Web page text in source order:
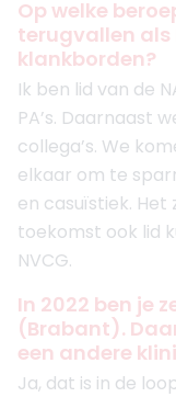
Op welke
terugvallen als
klankborden?
Ik ben lid van de
PA’s. Daarnaast
collega’s. We
elkaar om te
en casuïstiek. Het
toekomst ook lid
NVCG.
In 2022 ben je
(Brabant).
een andere
Ja, dat is in de